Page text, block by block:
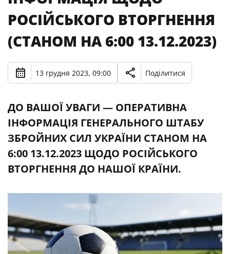
РОСІЙСЬКОГО ВТОРГНЕННЯ
(СТАНОМ НА 6:00 13.12.2023)
13 грудня 2023, 09:00 Поділитися
ДО ВАШОЇ УВАГИ — ОПЕРАТИВНА
ІНФОРМАЦІЯ ГЕНЕРАЛЬНОГО ШТАБУ
ЗБРОЙНИХ СИЛ УКРАЇНИ СТАНОМ НА
6:00 13.12.2023 ЩОДО РОСІЙСЬКОГО
ВТОРГНЕННЯ ДО НАШОЇ КРАЇНИ.